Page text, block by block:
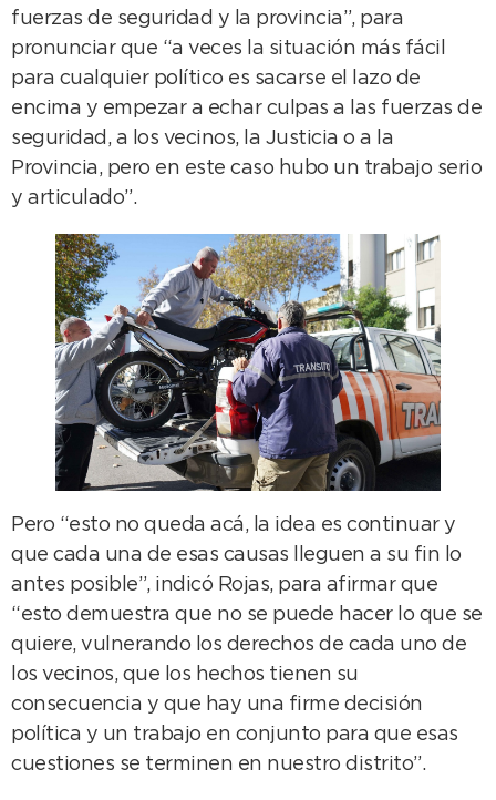
fuerzas de seguridad y la provincia”, para
pronunciar que “a veces la situación más fácil
para cualquier político es sacarse el lazo de
encima y empezar a echar culpas a las fuerzas de
seguridad, a los vecinos, la Justicia o a la
Provincia, pero en este caso hubo un trabajo serio
y articulado”.
Pero “esto no queda acá, la idea es continuar y
que cada una de esas causas lleguen a su fin lo
antes posible”, indicó Rojas, para afirmar que
“esto demuestra que no se puede hacer lo que se
quiere, vulnerando los derechos de cada uno de
los vecinos, que los hechos tienen su
consecuencia y que hay una firme decisión
política y un trabajo en conjunto para que esas
cuestiones se terminen en nuestro distrito”.